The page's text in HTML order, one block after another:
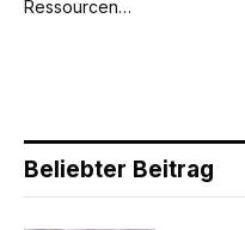
Ressourcen…
Beliebter Beitrag